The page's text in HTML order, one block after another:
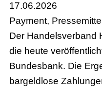
17.06.2026
Payment,
Der Handelsverband
die heute
Bundesbank. Die
bargeldlose